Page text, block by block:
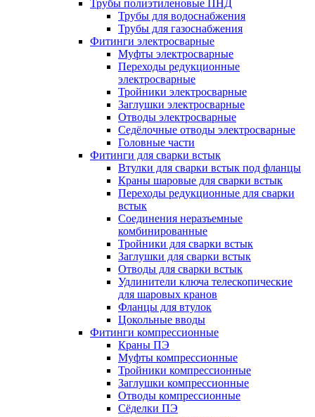
Трубы полиэтиленовые ПНД
Трубы для водоснабжения
Трубы для газоснабжения
Фитинги электросварные
Муфты электросварные
Переходы редукционные
электросварные
Тройники электросварные
Заглушки электросварные
Отводы электросварные
Седёлочные отводы электросварные
Головные части
Фитинги для сварки встык
Втулки для сварки встык под фланцы
Краны шаровые для сварки встык
Переходы редукционные для сварки
встык
Соединения неразъемные
комбинированные
Тройники для сварки встык
Заглушки для сварки встык
Отводы для сварки встык
Удлинители ключа телескопические
для шаровых кранов
Фланцы для втулок
Цокольные вводы
Фитинги компрессионные
Краны ПЭ
Муфты компрессионные
Тройники компрессионные
Заглушки компрессионные
Отводы компрессионные
Сёделки ПЭ